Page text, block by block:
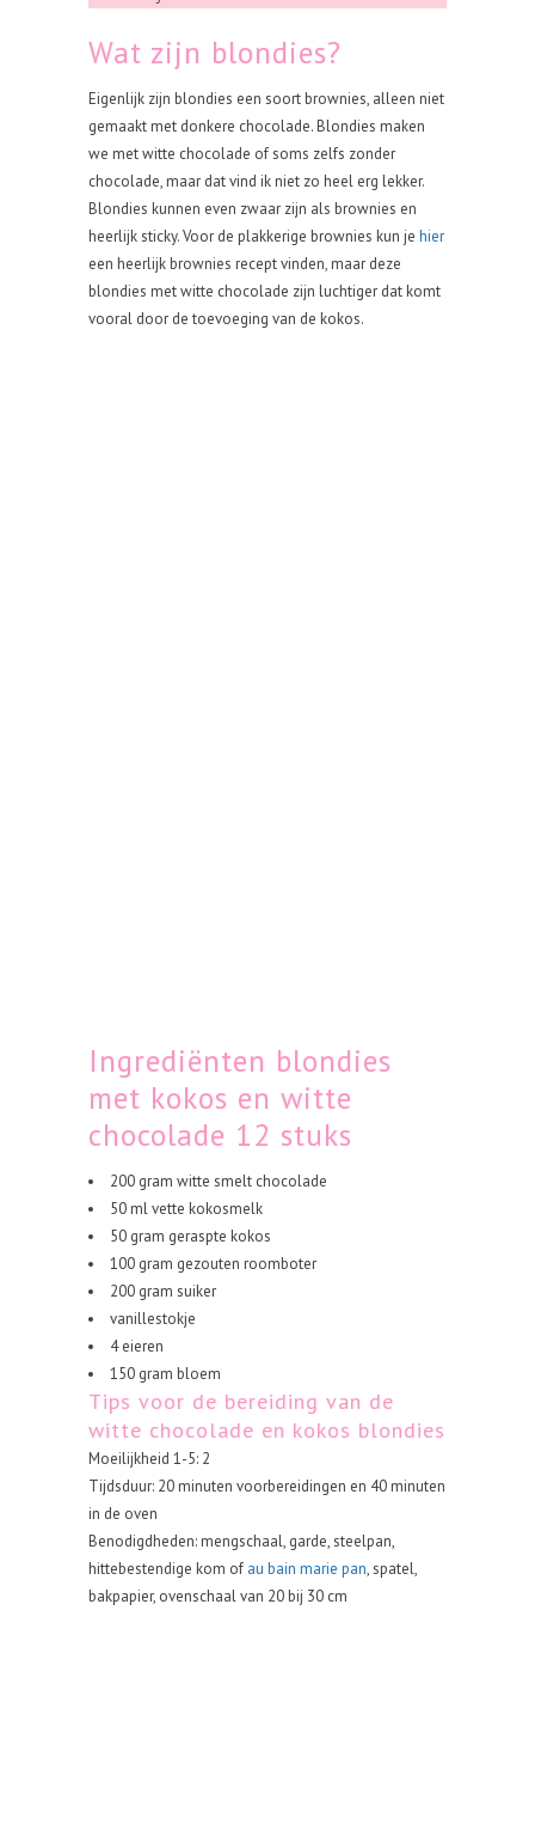
Wat zijn blondies?
Eigenlijk zijn blondies een soort brownies, alleen niet
gemaakt met donkere chocolade. Blondies maken
we met witte chocolade of soms zelfs zonder
chocolade, maar dat vind ik niet zo heel erg lekker.
Blondies kunnen even zwaar zijn als brownies en
heerlijk sticky. Voor de plakkerige brownies kun je hier
een heerlijk brownies recept vinden, maar deze
blondies met witte chocolade zijn luchtiger dat komt
vooral door de toevoeging van de kokos.
Ingrediënten blondies
met kokos en witte
chocolade 12 stuks
200 gram witte smelt chocolade
50 ml vette kokosmelk
50 gram geraspte kokos
100 gram gezouten roomboter
200 gram suiker
vanillestokje
4 eieren
150 gram bloem
Tips voor de bereiding van de
witte chocolade en kokos blondies
Moeilijkheid 1-5: 2
Tijdsduur: 20 minuten voorbereidingen en 40 minuten
in de oven
Benodigdheden: mengschaal, garde, steelpan,
hittebestendige kom of au bain marie pan, spatel,
bakpapier, ovenschaal van 20 bij 30 cm